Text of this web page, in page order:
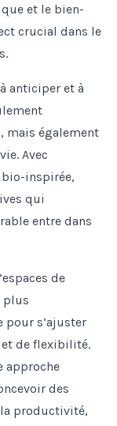
et le bien-
crucial dans le
anticiper et à
mais également
Avec
bio-inspirée,
qui
entre dans
de
plus
pour s’ajuster
de flexibilité.
approche
des
productivité,